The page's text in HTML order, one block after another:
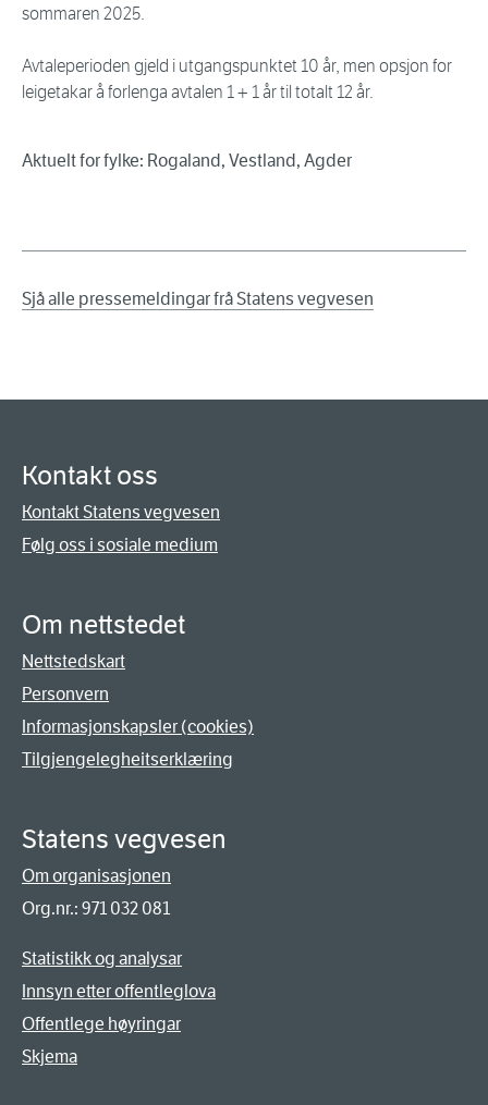
sommaren 2025.
Avtaleperioden gjeld i utgangspunktet 10 år, men opsjon for
leigetakar å forlenga avtalen 1 + 1 år til totalt 12 år.
Aktuelt for fylke: Rogaland, Vestland, Agder
Sjå alle pressemeldingar frå Statens vegvesen
Kontakt oss
Kontakt Statens vegvesen
Følg oss i sosiale medium
Om nettstedet
Nettstedskart
Personvern
Informasjonskapsler (cookies)
Tilgjengelegheitserklæring
Statens vegvesen
Om organisasjonen
Org.nr.: 971 032 081
Statistikk og analysar
Innsyn etter offentleglova
Offentlege høyringar
Skjema